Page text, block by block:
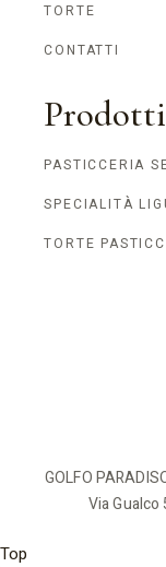
TORTE
CONTATTI
Prodotti
PASTICCERIA
SPECIALITÀ
TORTE
GOLFO
Via
Top